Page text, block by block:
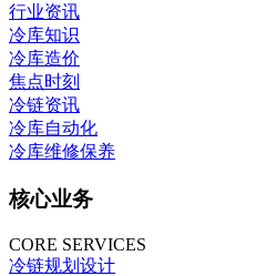
行业资讯
冷库知识
冷库造价
焦点时刻
冷链资讯
冷库自动化
冷库维修保养
核心业务
CORE SERVICES
冷链规划设计